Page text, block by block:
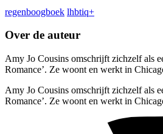
regenboogboek lhbtiq+
Over de auteur
Amy Jo Cousins omschrijft zichzelf als
Romance’. Ze woont en werkt in
Amy Jo Cousins omschrijft zichzelf als
Romance’. Ze woont en werkt in